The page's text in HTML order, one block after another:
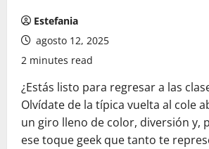
Estefania
agosto 12, 2025
2 minutes read
¿Estás listo para regresar a las
Olvídate de la típica vuelta al cole
un giro lleno de color, diversión y,
ese toque geek que tanto te